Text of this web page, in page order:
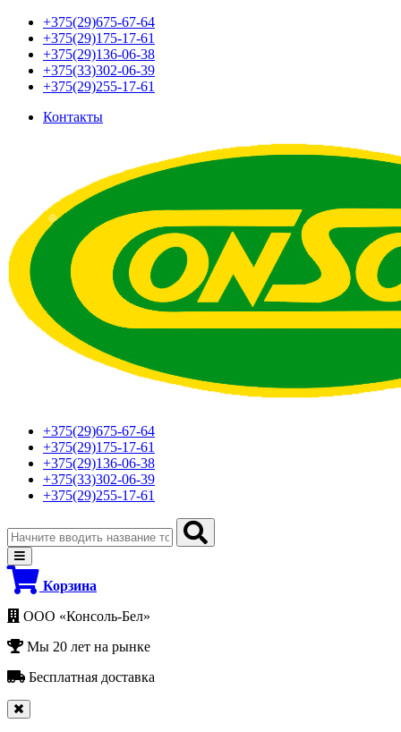
+375(29)675-67-64
+375(29)175-17-61
+375(29)136-06-38
+375(33)302-06-39
+375(29)255-17-61
Контакты
+375(29)675-67-64
+375(29)175-17-61
+375(29)136-06-38
+375(33)302-06-39
+375(29)255-17-61
Корзина
ООО «Консоль-Бел»
Мы 20 лет на рынке
Бесплатная доставка